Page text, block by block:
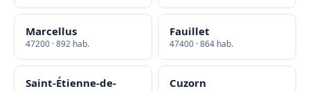
Marcellus
47200 · 892 hab.
Fauillet
47400 · 864 hab.
Saint-Étienne-de-
Cuzorn